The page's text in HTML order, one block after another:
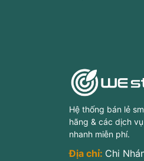
Hệ thống bán lẻ
hãng & các dịch
nhanh miễn phí.
Địa chỉ: Chi